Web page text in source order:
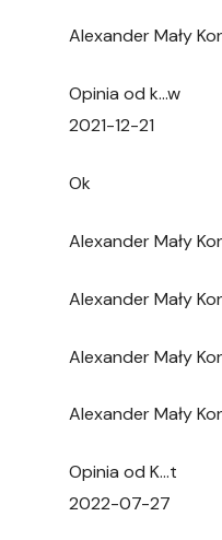
Alexander Mały
Opinia od k…w
2021-12-21
Ok
Alexander Mały
Alexander Mały
Alexander Mały
Alexander Mały
Opinia od K…t
2022-07-27